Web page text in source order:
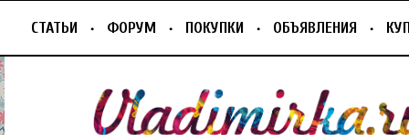
СТАТЬИ ФОРУМ ПОКУПКИ ОБЪЯВЛЕНИЯ